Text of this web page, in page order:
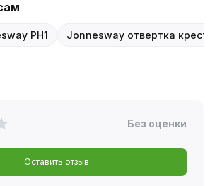
PH1 Jonnesway отвертка
Без оценки
Оставить отзыв